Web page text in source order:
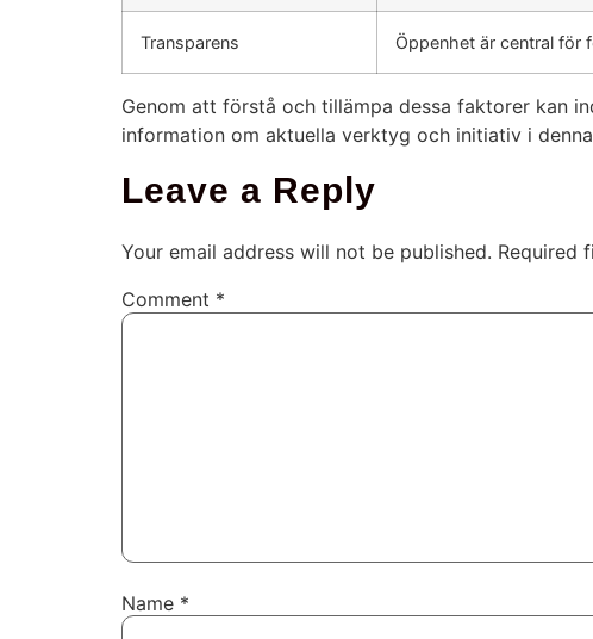
Transparens Öppenhet är central för
Genom att förstå och tillämpa dessa faktorer kan
information om aktuella verktyg och initiativ i
Leave a Reply
Your email address will not be published. Required
Comment *
Name *